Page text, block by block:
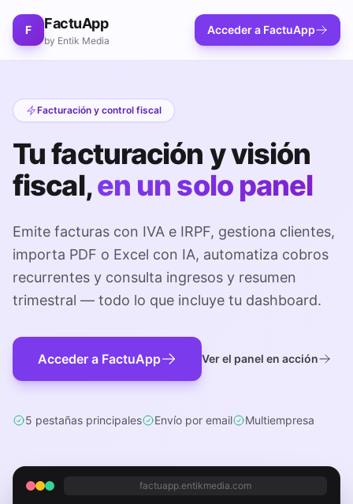
F FactuApp
by Entik Media
Acceder a FactuApp
Facturación y control fiscal
Tu facturación y visión
fiscal,en un solo panel
Emite facturas con IVA e IRPF, gestiona clientes,
importa PDF o Excel con IA, automatiza cobros
recurrentes y consulta ingresos y resumen
trimestral — todo lo que incluye tu dashboard.
Acceder a FactuApp Ver el panel en acción
5 pestañas principales Envío por email Multiempresa
factuapp.entikmedia.com